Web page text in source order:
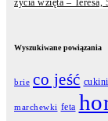
Wyszukiwane powiązania
brie co jeść
marchewki feta